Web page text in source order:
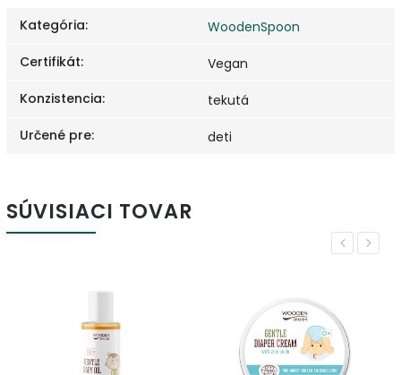
Kategória:
WoodenSpoon
Certifikát:
Vegan
Konzistencia:
tekutá
Určené pre: deti
SÚVISIACI TOVAR
Previous
Next